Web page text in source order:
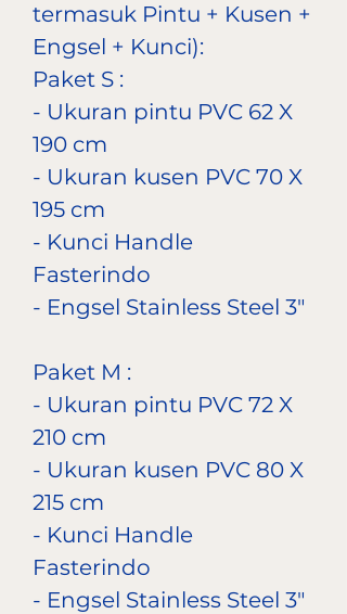
termasuk Pintu + Kusen +
Engsel + Kunci):
Paket S :
- Ukuran pintu PVC 62 X
190 cm
- Ukuran kusen PVC 70 X
195 cm
- Kunci Handle
Fasterindo
- Engsel Stainless Steel 3"
Paket M :
- Ukuran pintu PVC 72 X
210 cm
- Ukuran kusen PVC 80 X
215 cm
- Kunci Handle
Fasterindo
- Engsel Stainless Steel 3"